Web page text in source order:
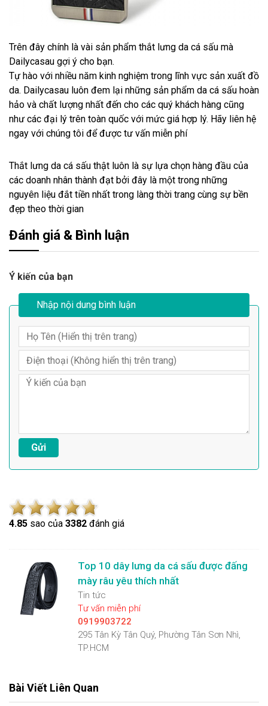
Trên đây chính là vài sản phẩm thắt lưng da cá sấu mà
Dailycasau gợi ý cho bạn.
Tự hào với nhiều năm kinh nghiệm trong lĩnh vực sản xuất đồ
da. Dailycasau luôn đem lại những sản phẩm da cá sấu hoàn
hảo và chất lượng nhất đến cho các quý khách hàng cũng
như các đại lý trên toàn quốc với mức giá hợp lý. Hãy liên hệ
ngay với chúng tôi để được tư vấn miễn phí
Thắt lưng da cá sấu thật luôn là sự lựa chọn hàng đầu của
các doanh nhân thành đạt bởi đây là một trong những
nguyên liệu đắt tiền nhất trong làng thời trang cùng sự bền
đẹp theo thời gian
Đánh giá & Bình luận
Ý kiến của bạn
Nhập nội dung bình luận
4.85 sao của 3382 đánh giá
Top 10 dây lưng da cá sấu được đấng
mày râu yêu thích nhất
Tin tức
Tư vấn miễn phí
0919903722
295 Tân Kỳ Tân Quý, Phường Tân Sơn Nhì,
TP.HCM
Bài Viết Liên Quan